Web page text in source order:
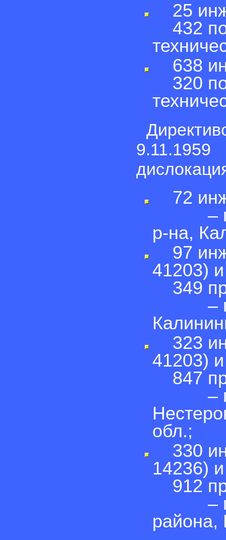
25
432
638
320
72
– пос.
р-на,
97
41203) и
349
–
323
41203) и
847
–
обл.;
330
14236) и
912
– пос.
района,